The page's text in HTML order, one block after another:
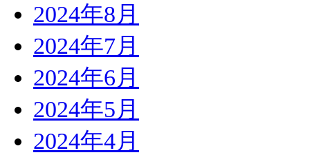
2024年8月
2024年7月
2024年6月
2024年5月
2024年4月